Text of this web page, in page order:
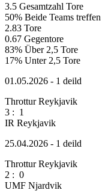
3.5 Gesamtzahl Tore
50% Beide Teams treffen
2.83 Tore
0.67 Gegentore
83% Über 2,5 Tore
17% Unter 2,5 Tore
01.05.2026 - 1 deild
Throttur Reykjavik
3 : 1
IR Reykjavik
25.04.2026 - 1 deild
Throttur Reykjavik
2 : 0
UMF Njardvik